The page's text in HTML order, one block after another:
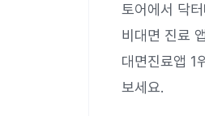
토어에서 닥
비대면 진료
대면진료앱 1
보세요.